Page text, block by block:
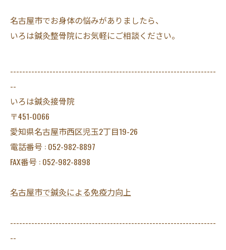
名古屋市でお身体の悩みがありましたら、
いろは鍼灸整骨院にお気軽にご相談ください。
--------------------------------------------------------------------
--
いろは鍼灸接骨院
〒451-0066
愛知県名古屋市西区児玉2丁目19-26
電話番号 : 052-982-8897
FAX番号 : 052-982-8898
名古屋市で鍼灸による免疫力向上
--------------------------------------------------------------------
--